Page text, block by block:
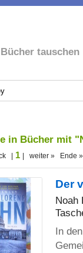
Bücher tauschen
in Bücher mit
| 1 | weiter » Ende »
Der
Noah
In